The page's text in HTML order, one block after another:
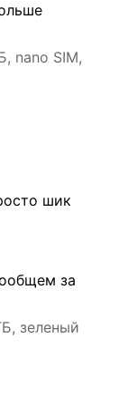
nano SIM,
шик
за
зеленый